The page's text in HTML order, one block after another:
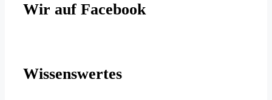
Wir auf Facebook
Wissenswertes